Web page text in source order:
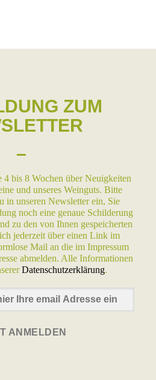
ZUM
–
bis 8 Wochen über Neuigkeiten
und unseres Weinguts. Bitte
in unseren Newsletter ein, Sie
noch eine genaue Schilderung
zu den von Ihnen gespeicherten
jederzeit über einen Link im
Mail an die im Impressum
abmelden. Alle Informationen
Datenschutzerklärung.
ANMELDEN